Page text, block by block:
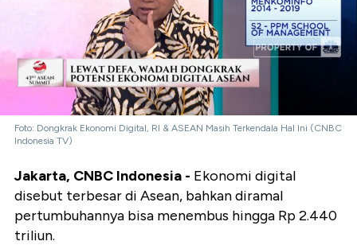
Foto: Dongkrak Ekonomi Digital, RI & ASEAN Masih Terkendala Hal Ini (CNBC
Indonesia TV)
Jakarta, CNBC Indonesia - Ekonomi digital
disebut terbesar di Asean, bahkan diramal
pertumbuhannya bisa menembus hingga Rp 2.440
triliun.